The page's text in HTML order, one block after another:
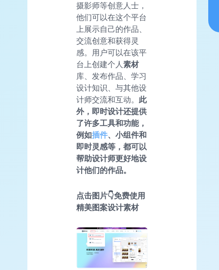
摄影师等创意人士，
他们可以在这个平台
上展示自己的作品、
交流创意和获得灵
感。用户可以在该平
台上创建个人 素材
库、发布作品、学习
设计知识、与其他设
计师交流和互动。 此
外，即时设计还提供
了许多工具和功能，
例如插件、小组件和
即时灵感等，都可以
帮助设计师更好地设
计他们的作品。
点击图片👇免费使用
精美图案设计素材